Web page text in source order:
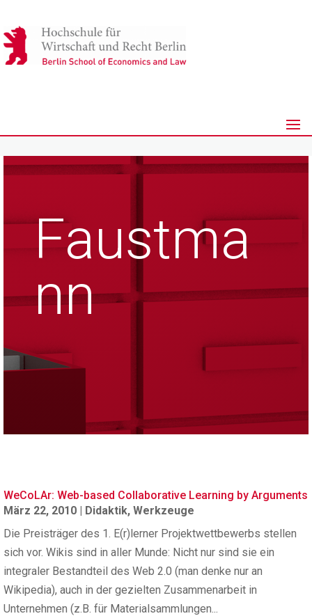
Faustma
nn
WeCoLAr: Web-based Collaborative Learning by Arguments
März 22, 2010 | Didaktik, Werkzeuge
Die Preisträger des 1. E(r)lerner Projektwettbewerbs stellen
sich vor. Wikis sind in aller Munde: Nicht nur sind sie ein
integraler Bestandteil des Web 2.0 (man denke nur an
Wikipedia), auch in der gezielten Zusammenarbeit in
Unternehmen (z.B. für Materialsammlungen...